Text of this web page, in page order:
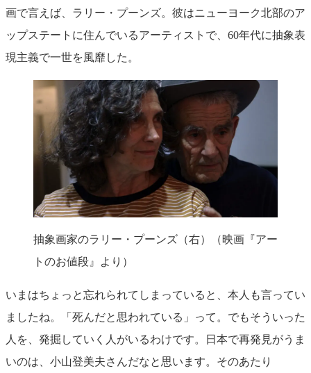
画で言えば、ラリー・プーンズ。彼はニューヨーク北部のア
ップステートに住んでいるアーティストで、60年代に抽象表
現主義で一世を風靡した。
抽象画家のラリー・プーンズ（右）（映画『アー
トのお値段』より）
いまはちょっと忘れられてしまっていると、本人も言ってい
ましたね。「死んだと思われている」って。でもそういった
人を、発掘していく人がいるわけです。日本で再発見がうま
いのは、小山登美夫さんだなと思います。そのあたり